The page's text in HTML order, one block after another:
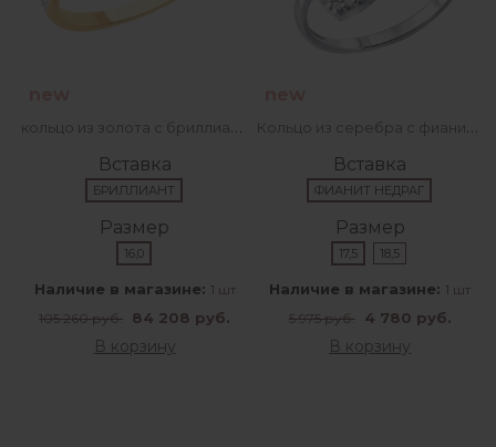
кольцо из золота с бриллиантами
Вставка
БРИЛЛИАНТ
Размер
16,0
Наличие в магазине: 1 шт
105 260 руб. 84 208 руб.
В корзину
Кольцо из серебра с фианитами
Вставка
ФИАНИТ НЕДРАГ
Размер
17,5 18,5
Наличие в магазине: 1 шт
5 975 руб.
4 780 руб.
В корзину